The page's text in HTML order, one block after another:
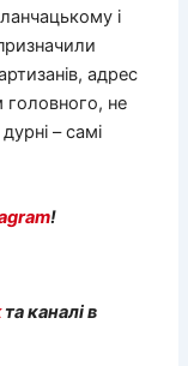
і
адрес
головного, не
– самі
!
та каналі в